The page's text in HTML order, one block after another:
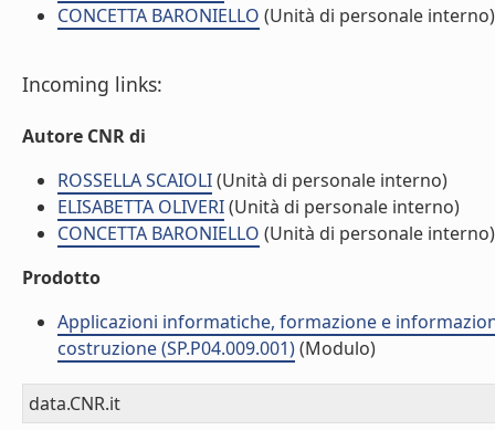
CONCETTA BARONIELLO (Unità di personale interno)
Incoming links:
Autore CNR di
ROSSELLA SCAIOLI(Unità di personale interno)
ELISABETTA OLIVERI(Unità di personale interno)
CONCETTA BARONIELLO (Unità di personale interno)
Prodotto
Applicazioni informatiche, formazione e
costruzione (SP.P04.009.001)(Modulo)
data.CNR.it